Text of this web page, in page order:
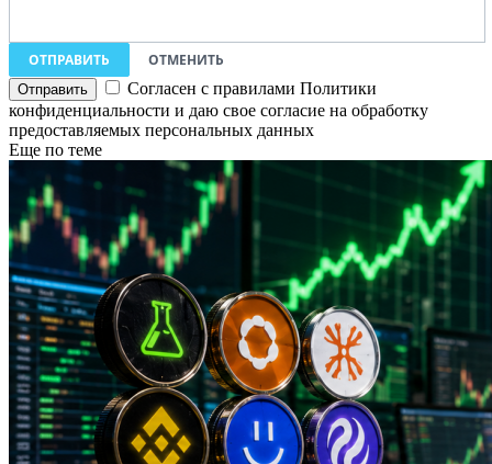
ОТПРАВИТЬ
ОТМЕНИТЬ
Согласен с правилами Политики
конфиденциальности и даю свое согласие на обработку
предоставляемых персональных данных
Еще по теме